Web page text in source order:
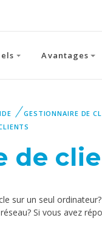
Avantages
GESTIONNAIRE DE
de
sur un seul
Si vous avez